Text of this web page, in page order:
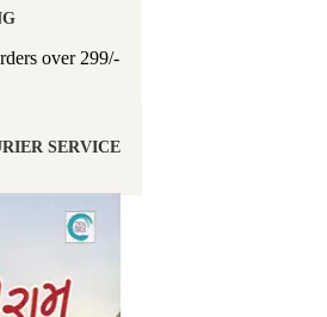
over 299/-
SERVICE